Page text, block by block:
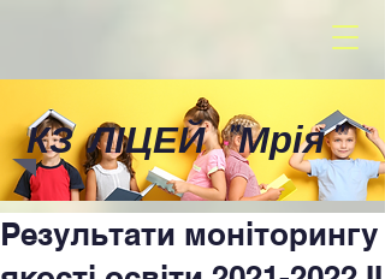
КЗ ЛІЦЕЙ"Мрія"
Результати моніторингу